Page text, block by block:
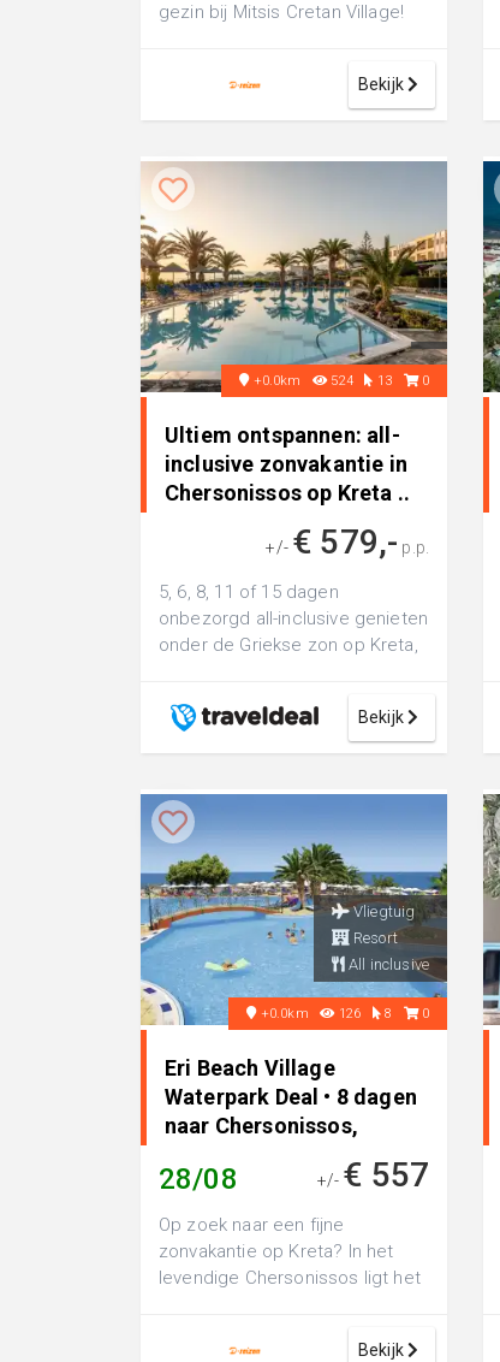
gezin bij Mitsis Cretan Village!
Bekijk
+0.0km 524 13 0
Ultiem ontspannen: all-
inclusive zonvakantie in
Chersonissos op Kreta ..
+/- € 579,- p.p.
5, 6, 8, 11 of 15 dagen
onbezorgd all-inclusive genieten
onder de Griekse zon op Kreta,
Bekijk
Vliegtuig
Resort
All inclusive
+0.0km 126 8 0
Eri Beach Village
Waterpark Deal • 8 dagen
naar Chersonissos,
28/08 +/- € 557
Op zoek naar een fijne
zonvakantie op Kreta? In het
levendige Chersonissos ligt het
Bekijk